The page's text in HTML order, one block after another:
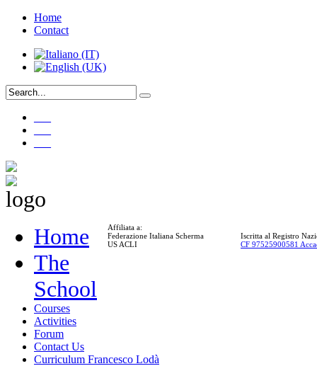
Home
Contact
Affiliata a:
Federazione Italiana Scherma
US ACLI
Iscritta al Registro
CF 97525900581
Home
The
School
Courses
Activities
Forum
Contact Us
Curriculum Francesco Lodà